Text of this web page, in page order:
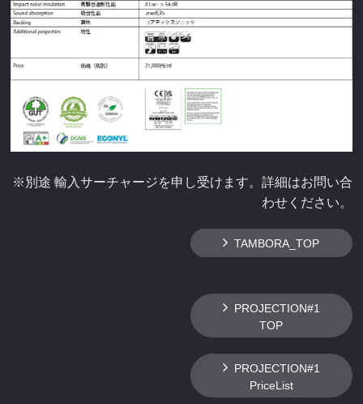
※別途 輸入サーチャージを申し受けます。詳細はお問い合
わせください。
TAMBORA_TOP
PROJECTION#1
TOP
PROJECTION#1
PriceList